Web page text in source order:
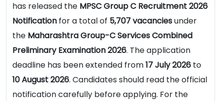
has released the MPSC Group C Recruitment 2026
Notification for a total of 5,707 vacanciesunder
the Maharashtra Group-C Services Combined
Preliminary Examination 2026. The application
deadline has been extended from17 July 2026 to
10 August 2026. Candidates should read the official
notification carefully before applying. For the